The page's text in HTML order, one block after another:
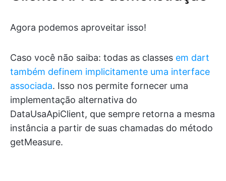
Agora podemos aproveitar isso!
Caso você não saiba: todas as classes em dart
também definem implicitamente uma interface
associada. Isso nos permite fornecer uma
implementação alternativa do
DataUsaApiClient, que sempre retorna a mesma
instância a partir de suas chamadas do método
getMeasure.